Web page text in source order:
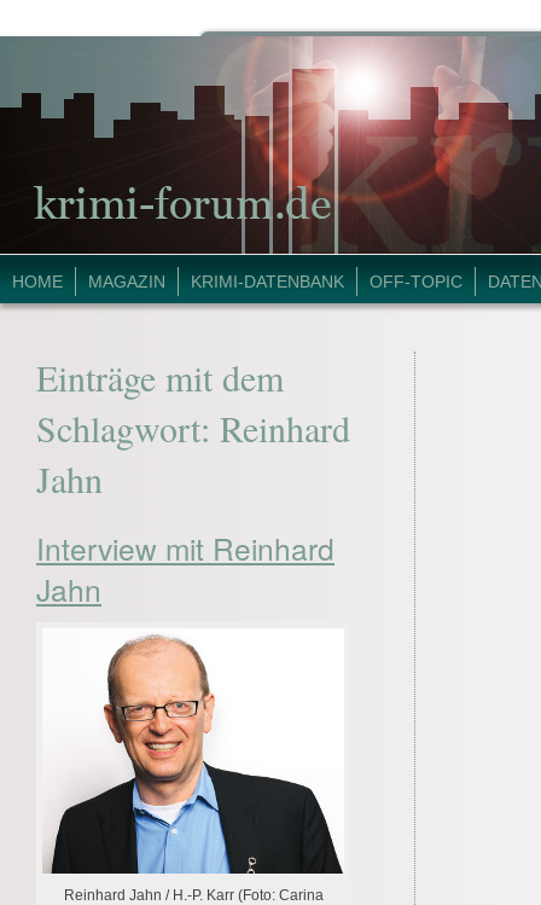
HOME MAGAZIN KRIMI-DATENBANK OFF-TOPIC
Einträge mit dem
Schlagwort: Reinhard
Jahn
Interview mit Reinhard
Jahn
Reinhard Jahn / H.-P. Karr (Foto: Carina